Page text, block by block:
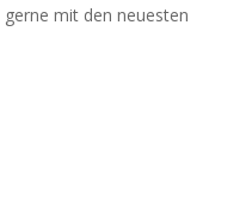
mit den neuesten